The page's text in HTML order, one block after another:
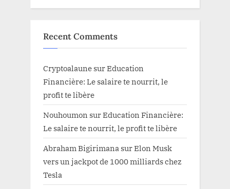
Recent Comments
Cryptoalaune surEducation
Financière: Le salaire te nourrit, le
profit te libère
Nouhoumon surEducation Financière:
Le salaire te nourrit, le profit te libère
Abraham Bigirimana surElon Musk
vers un jackpot de 1000 milliards chez
Tesla